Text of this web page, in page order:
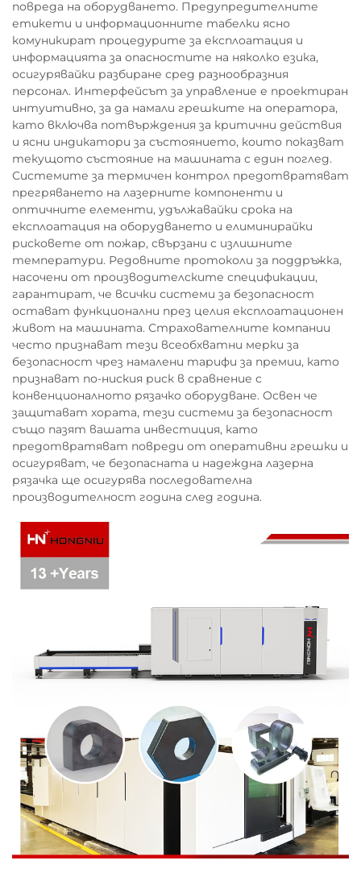
повреда на оборудването. Предупредителните
етикети и информационните табелки ясно
комуникират процедурите за експлоатация и
информацията за опасностите на няколко езика,
осигурявайки разбиране сред разнообразния
персонал. Интерфейсът за управление е проектиран
интуитивно, за да намали грешките на оператора,
като включва потвърждения за критични действия
и ясни индикатори за състоянието, които показват
текущото състояние на машината с един поглед.
Системите за термичен контрол предотвратяват
прегряването на лазерните компоненти и
оптичните елементи, удължавайки срока на
експлоатация на оборудването и елиминирайки
рисковете от пожар, свързани с излишните
температури. Редовните протоколи за поддръжка,
насочени от производителските спецификации,
гарантират, че всички системи за безопасност
остават функционални през целия експлоатационен
живот на машината. Страхователните компании
често признават тези всеобхватни мерки за
безопасност чрез намалени тарифи за премии, като
признават по-ниския риск в сравнение с
конвенционалното рязачко оборудване. Освен че
защитават хората, тези системи за безопасност
също пазят вашата инвестиция, като
предотвратяват повреди от оперативни грешки и
осигуряват, че безопасната и надеждна лазерна
рязачка ще осигурява последователна
производителност година след година.